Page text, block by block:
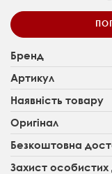
Бренд
Артикул
Наявність товару
Оригінал
Безкоштовна
Захист особистих